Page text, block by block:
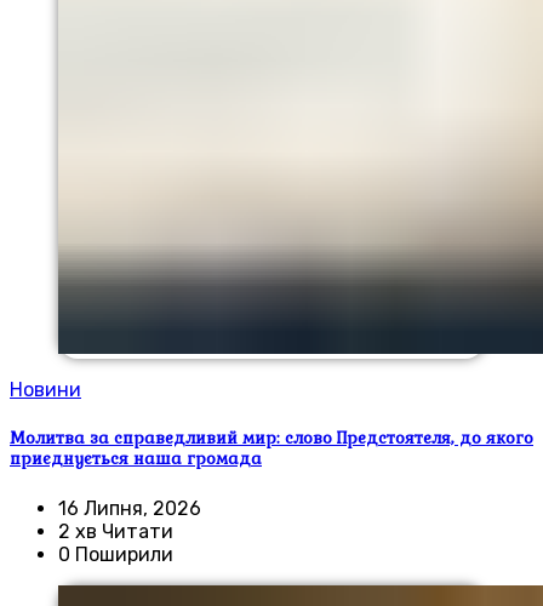
Новини
Молитва за справедливий мир: слово Предстоятеля, до якого
приєднується наша громада
16 Липня, 2026
2 хв Читати
0 Поширили